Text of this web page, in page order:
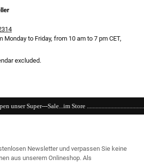
Monday to Friday, from 10 am to 7 pm CET,
excluded.
Store
Newsletter und verpassen Sie keine
aus unserem Onlineshop. Als